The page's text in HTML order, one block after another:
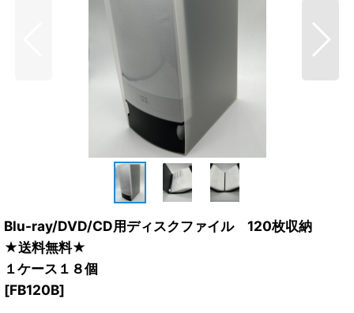
Blu-ray/DVD/CD用ディスクファイル 120枚収納
★送料無料★
１ケース１８個
[FB120B]